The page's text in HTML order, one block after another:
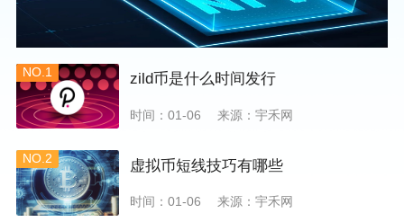
NO.1 zild币是什么时间发行
时间：01-06 来源：宇禾网
NO.2 虚拟币短线技巧有哪些
时间：01-06 来源：宇禾网